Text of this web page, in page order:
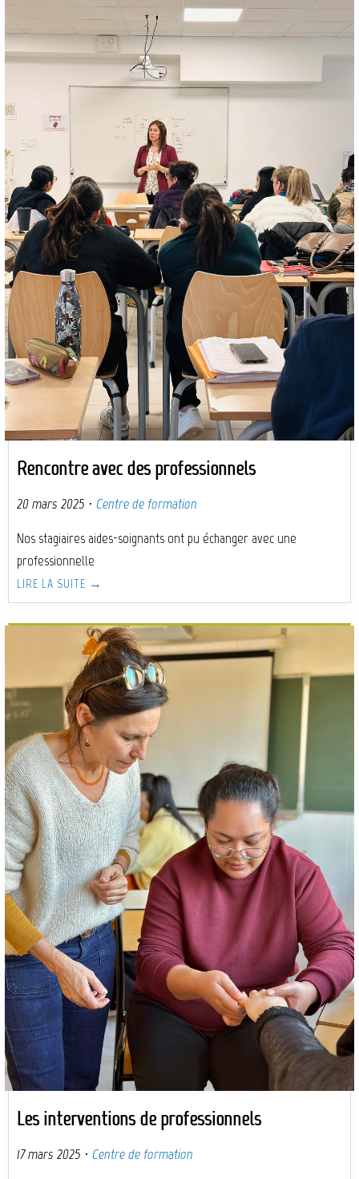
Rencontre avec des professionnels
20 mars 2025 · Centre de formation
Nos stagiaires aides-soignants ont pu échanger avec une
professionnelle
LIRE LA SUITE →
Les interventions de professionnels
17 mars 2025 · Centre de formation